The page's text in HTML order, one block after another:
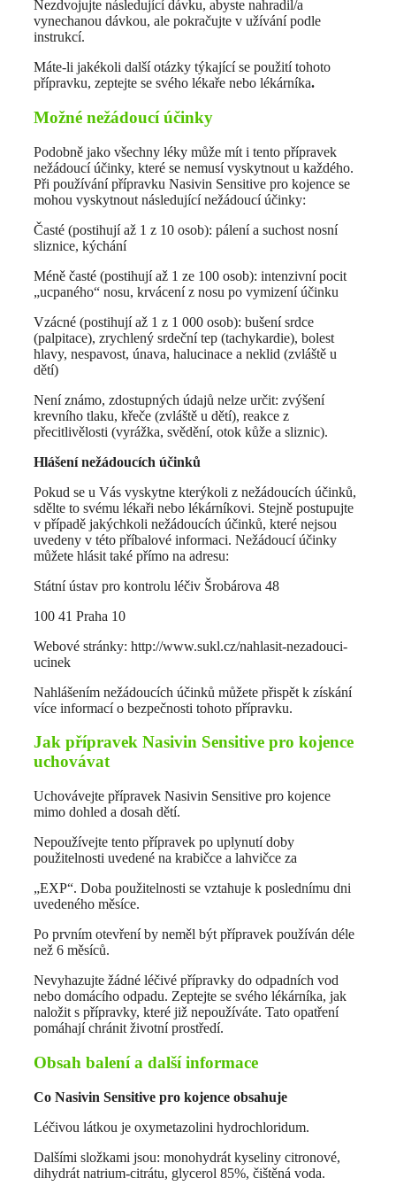
Nezdvojujte následující dávku, abyste nahradil/a
vynechanou dávkou, ale pokračujte v užívání podle
instrukcí.
Máte-li jakékoli další otázky týkající se použití tohoto
přípravku, zeptejte se svého lékaře nebo lékárníka.
Možné nežádoucí účinky
Podobně jako všechny léky může mít i tento přípravek
nežádoucí účinky, které se nemusí vyskytnout u každého.
Při používání přípravku Nasivin Sensitive pro kojence se
mohou vyskytnout následující nežádoucí účinky:
Časté (postihují až 1 z 10 osob): pálení a suchost nosní
sliznice, kýchání
Méně časté (postihují až 1 ze 100 osob): intenzivní pocit
„ucpaného“ nosu, krvácení z nosu po vymizení účinku
Vzácné (postihují až 1 z 1 000 osob): bušení srdce
(palpitace), zrychlený srdeční tep (tachykardie), bolest
hlavy, nespavost, únava, halucinace a neklid (zvláště u
dětí)
Není známo, zdostupných údajů nelze určit: zvýšení
krevního tlaku, křeče (zvláště u dětí), reakce z
přecitlivělosti (vyrážka, svědění, otok kůže a sliznic).
Hlášení nežádoucích účinků
Pokud se u Vás vyskytne kterýkoli z nežádoucích účinků,
sdělte to svému lékaři nebo lékárníkovi. Stejně postupujte
v případě jakýchkoli nežádoucích účinků, které nejsou
uvedeny v této příbalové informaci. Nežádoucí účinky
můžete hlásit také přímo na adresu:
Státní ústav pro kontrolu léčiv Šrobárova 48
100 41 Praha 10
Webové stránky: http://www.sukl.cz/nahlasit-nezadouci-
ucinek
Nahlášením nežádoucích účinků můžete přispět k získání
více informací o bezpečnosti tohoto přípravku.
Jak přípravek Nasivin Sensitive pro kojence
uchovávat
Uchovávejte přípravek Nasivin Sensitive pro kojence
mimo dohled a dosah dětí.
Nepoužívejte tento přípravek po uplynutí doby
použitelnosti uvedené na krabičce a lahvičce za
„EXP“. Doba použitelnosti se vztahuje k poslednímu dni
uvedeného měsíce.
Po prvním otevření by neměl být přípravek používán déle
než 6 měsíců.
Nevyhazujte žádné léčivé přípravky do odpadních vod
nebo domácího odpadu. Zeptejte se svého lékárníka, jak
naložit s přípravky, které již nepoužíváte. Tato opatření
pomáhají chránit životní prostředí.
Obsah balení a další informace
Co Nasivin Sensitive pro kojence obsahuje
Léčivou látkou je oxymetazolini hydrochloridum.
Dalšími složkami jsou: monohydrát kyseliny citronové,
dihydrát natrium-citrátu, glycerol 85%, čištěná voda.